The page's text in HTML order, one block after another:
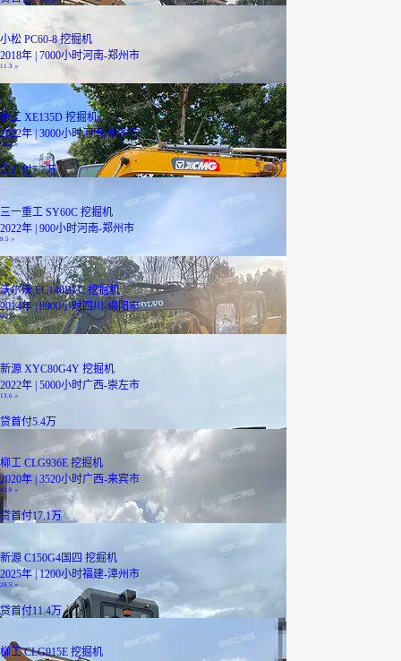
小松 PC60-8 挖掘机
2018年 | 7000小时河南-郑州市
11.3 万
徐工 XE135D 挖掘机
2022年 | 3000小时河南-新乡市
19.2万
贷首付7.7万
三一重工 SY60C 挖掘机
2022年 | 900小时河南-郑州市
9.5 万
沃尔沃 EC140BLC 挖掘机
2014年 | 8900小时四川-绵阳市
9.2万
新源 XYC80G4Y 挖掘机
2022年 | 5000小时广西-崇左市
13.6 万
贷首付5.4万
柳工 CLG936E 挖掘机
2020年 | 3520小时广西-来宾市
42.8 万
贷首付17.1万
新源 C150G4国四 挖掘机
2025年 | 1200小时福建-漳州市
28.5
贷首付11.4万
柳工 CLG915E 挖掘机